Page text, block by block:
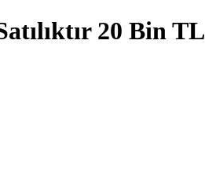
20 Bin TL